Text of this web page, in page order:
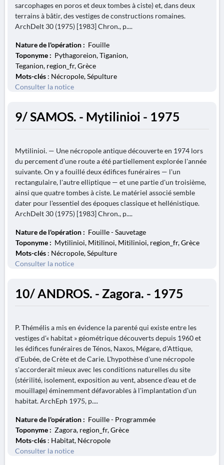
sarcophages en poros et deux tombes à ciste) et, dans deux
terrains à bâtir, des vestiges de constructions romaines.
ArchDelt 30 (1975) [1983] Chron., p....
Nature de l'opération : Fouille
Toponyme : Pythagoreion, Tiganion,
Teganion, region_fr, Grèce
Mots-clés : Nécropole, Sépulture
Consulter la notice
9/ SAMOS. - Mytilinioi - 1975
Mytilinioi. — Une nécropole antique découverte en 1974 lors
du percement d'une route a été partiellement explorée l'année
suivante. On y a fouillé deux édifices funéraires — l'un
rectangulaire, l'autre elliptique — et une partie d'un troisième,
ainsi que quatre tombes à ciste. Le matériel associé semble
dater pour l'essentiel des époques classique et hellénistique.
ArchDelt 30 (1975) [1983] Chron., p....
Nature de l'opération : Fouille - Sauvetage
Toponyme : Mytilinioi, Mitilinoi, Mitilinioi, region_fr, Grèce
Mots-clés : Nécropole, Sépulture
Consulter la notice
10/ ANDROS. - Zagora. - 1975
P. Thémélis a mis en évidence la parenté qui existe entre les
vestiges d'« habitat » géométrique découverts depuis 1960 et
les édifices funéraires de Ténos, Naxos, Mégare, d'Attique,
d'Eubée, de Crète et de Carie. L'hypothèse d'une nécropole
s'accorderait mieux avec les conditions naturelles du site
(stérilité, isolement, exposition au vent, absence d'eau et de
mouillage) éminemment défavorables à l'implantation d'un
habitat. ArchEph 1975, p....
Nature de l'opération : Fouille - Programmée
Toponyme : Zagora, region_fr, Grèce
Mots-clés : Habitat, Nécropole
Consulter la notice